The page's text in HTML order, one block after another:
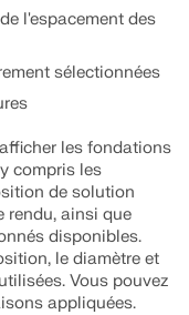
l'espacement des
sélectionnées
les fondations
compris les
de solution
rendu, ainsi que
disponibles.
le diamètre et
Vous pouvez
appliquées.